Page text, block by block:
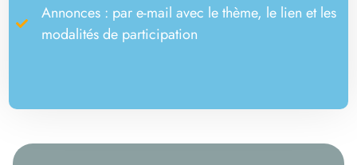
Annonces : par e-mail avec le thème, le lien et les
modalités de participation